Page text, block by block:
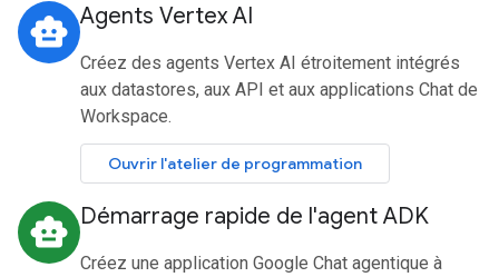
smart_toy Agents Vertex AI
Créez des agents Vertex AI étroitement intégrés
aux datastores, aux API et aux applications Chat de
Workspace.
Ouvrir l'atelier de programmation
smart_toy Démarrage rapide de l'agent ADK
Créez une application Google Chat agentique à